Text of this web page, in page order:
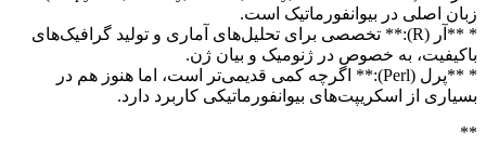
زبان اصلی در بیوانفورماتیک است.
* **آر (R):** تخصصی برای تحلیل‌های آماری و تولید گرافیک‌های
باکیفیت، به خصوص در ژنومیک و بیان ژن.
* **پرل (Perl):** اگرچه کمی قدیمی‌تر است، اما هنوز هم در
بسیاری از اسکریپت‌های بیوانفورماتیکی کاربرد دارد.
**